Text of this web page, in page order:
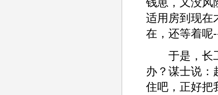
适用房到现在
在，还等着呢
于是，长工
办？谋士说：
住吧，正好把